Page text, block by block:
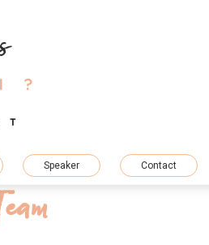
?
Speaker Contact